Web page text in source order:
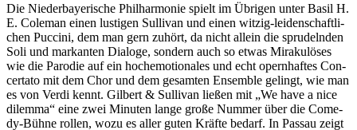
Die Nie­der­baye­ri­sche Phil­har­mo­nie spielt im Üb­ri­gen un­ter Ba­sil H.
E. Co­le­man ei­nen lus­ti­gen Sul­li­van und ei­nen wit­zig-lei­den­schaft­li­
chen Puc­ci­ni, dem man gern zu­hört, da nicht al­lein die spru­deln­den
Soli und mar­kan­ten Dia­lo­ge, son­dern auch so et­was Mi­ra­ku­lö­ses
wie die Par­odie auf ein hoch­emo­tio­na­les und echt opern­haf­tes Con­
cer­tato mit dem Chor und dem ge­sam­ten En­sem­ble ge­lingt, wie man
es von Ver­di kennt. Gil­bert & Sul­li­van lie­ßen mit „We have a nice
di­lem­ma“ eine zwei Mi­nu­ten lan­ge gro­ße Num­mer über die Co­me­
dy-Büh­ne rol­len, wozu es al­ler gu­ten Kräf­te be­darf. In Pas­sau zeigt